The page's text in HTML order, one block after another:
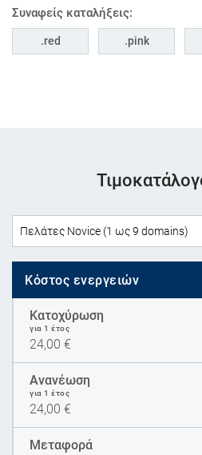
Συναφείς καταλήξεις:
red pink
Κόστος ενεργειών
Κατοχύρωση
για 1 έτος
24,00 €
Ανανέωση
για 1 έτος
24,00 €
Μεταφορά